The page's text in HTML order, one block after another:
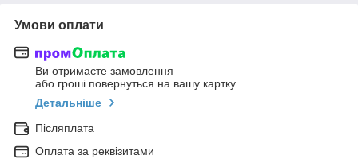
Умови оплати
Ви отримаєте замовлення
або гроші повернуться на вашу картку
Детальніше
Післяплата
Оплата за реквізитами